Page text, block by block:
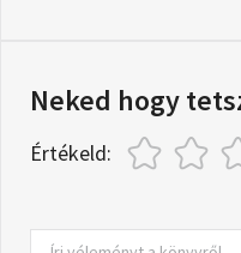
Neked hogy
Értékeld: